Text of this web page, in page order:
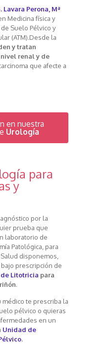
Lavara Perona, Mª
Medicina física y
Suelo Pélvico y
(ATM).Desde la
y tratan
renal y de
que afecte a
en nuestra
Urología
para
y
por la
prueba que
laboratorio de
Patológica, para
disponemos,
prescripción de
Litotricia para
.
médico te prescriba la
pélvico o quieras
en un
Unidad de
.